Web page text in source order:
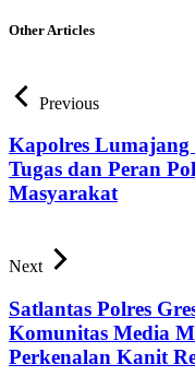
Other Articles
Previous
Kapolres
Tugas dan Peran
Masyarakat
Next
Satlantas Polres
Komunitas Media
Perkenalan Kanit